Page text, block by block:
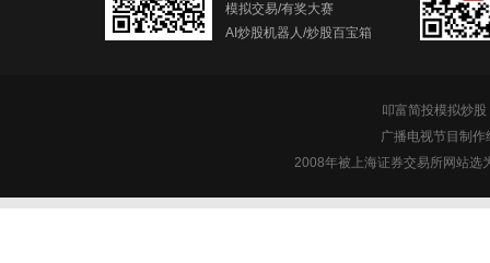
模拟交易/有奖大赛
AI炒股机器人/炒股百宝箱
叩富简投模拟炒
广播电视节目制
2008年被上海证券交易所网站选